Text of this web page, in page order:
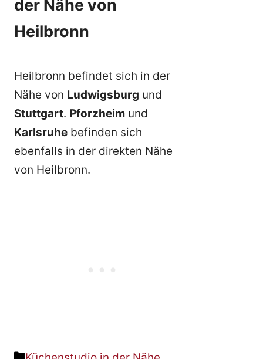
der Nähe von
Heilbronn
Heilbronn befindet sich in der
Nähe von Ludwigsburg und
Stuttgart. Pforzheim und
Karlsruhe befinden sich
ebenfalls in der direkten Nähe
von Heilbronn.